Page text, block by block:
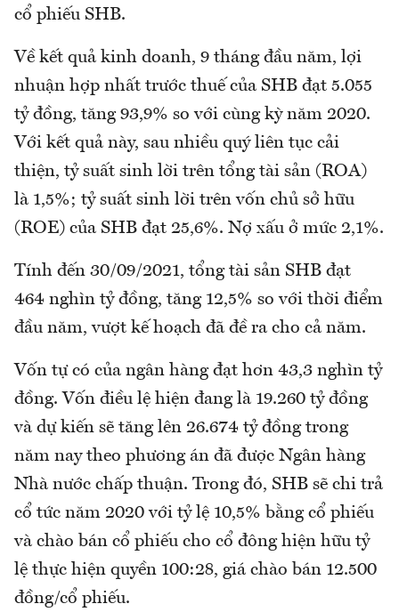
cổ phiếu SHB.
Về kết quả kinh doanh, 9 tháng đầu năm, lợi
nhuận hợp nhất trước thuế của SHB đạt 5.055
tỷ đồng, tăng 93,9% so với cùng kỳ năm 2020.
Với kết quả này, sau nhiều quý liên tục cải
thiện, tỷ suất sinh lời trên tổng tài sản (ROA)
là 1,5%; tỷ suất sinh lời trên vốn chủ sở hữu
(ROE) của SHB đạt 25,6%. Nợ xấu ở mức 2,1%.
Tính đến 30/09/2021, tổng tài sản SHB đạt
464 nghìn tỷ đồng, tăng 12,5% so với thời điểm
đầu năm, vượt kế hoạch đã đề ra cho cả năm.
Vốn tự có của ngân hàng đạt hơn 43,3 nghìn tỷ
đồng. Vốn điều lệ hiện đang là 19.260 tỷ đồng
và dự kiến sẽ tăng lên 26.674 tỷ đồng trong
năm nay theo phương án đã được Ngân hàng
Nhà nước chấp thuận. Trong đó, SHB sẽ chi trả
cổ tức năm 2020 với tỷ lệ 10,5% bằng cổ phiếu
và chào bán cổ phiếu cho cổ đông hiện hữu tỷ
lệ thực hiện quyền 100:28, giá chào bán 12.500
đồng/cổ phiếu.